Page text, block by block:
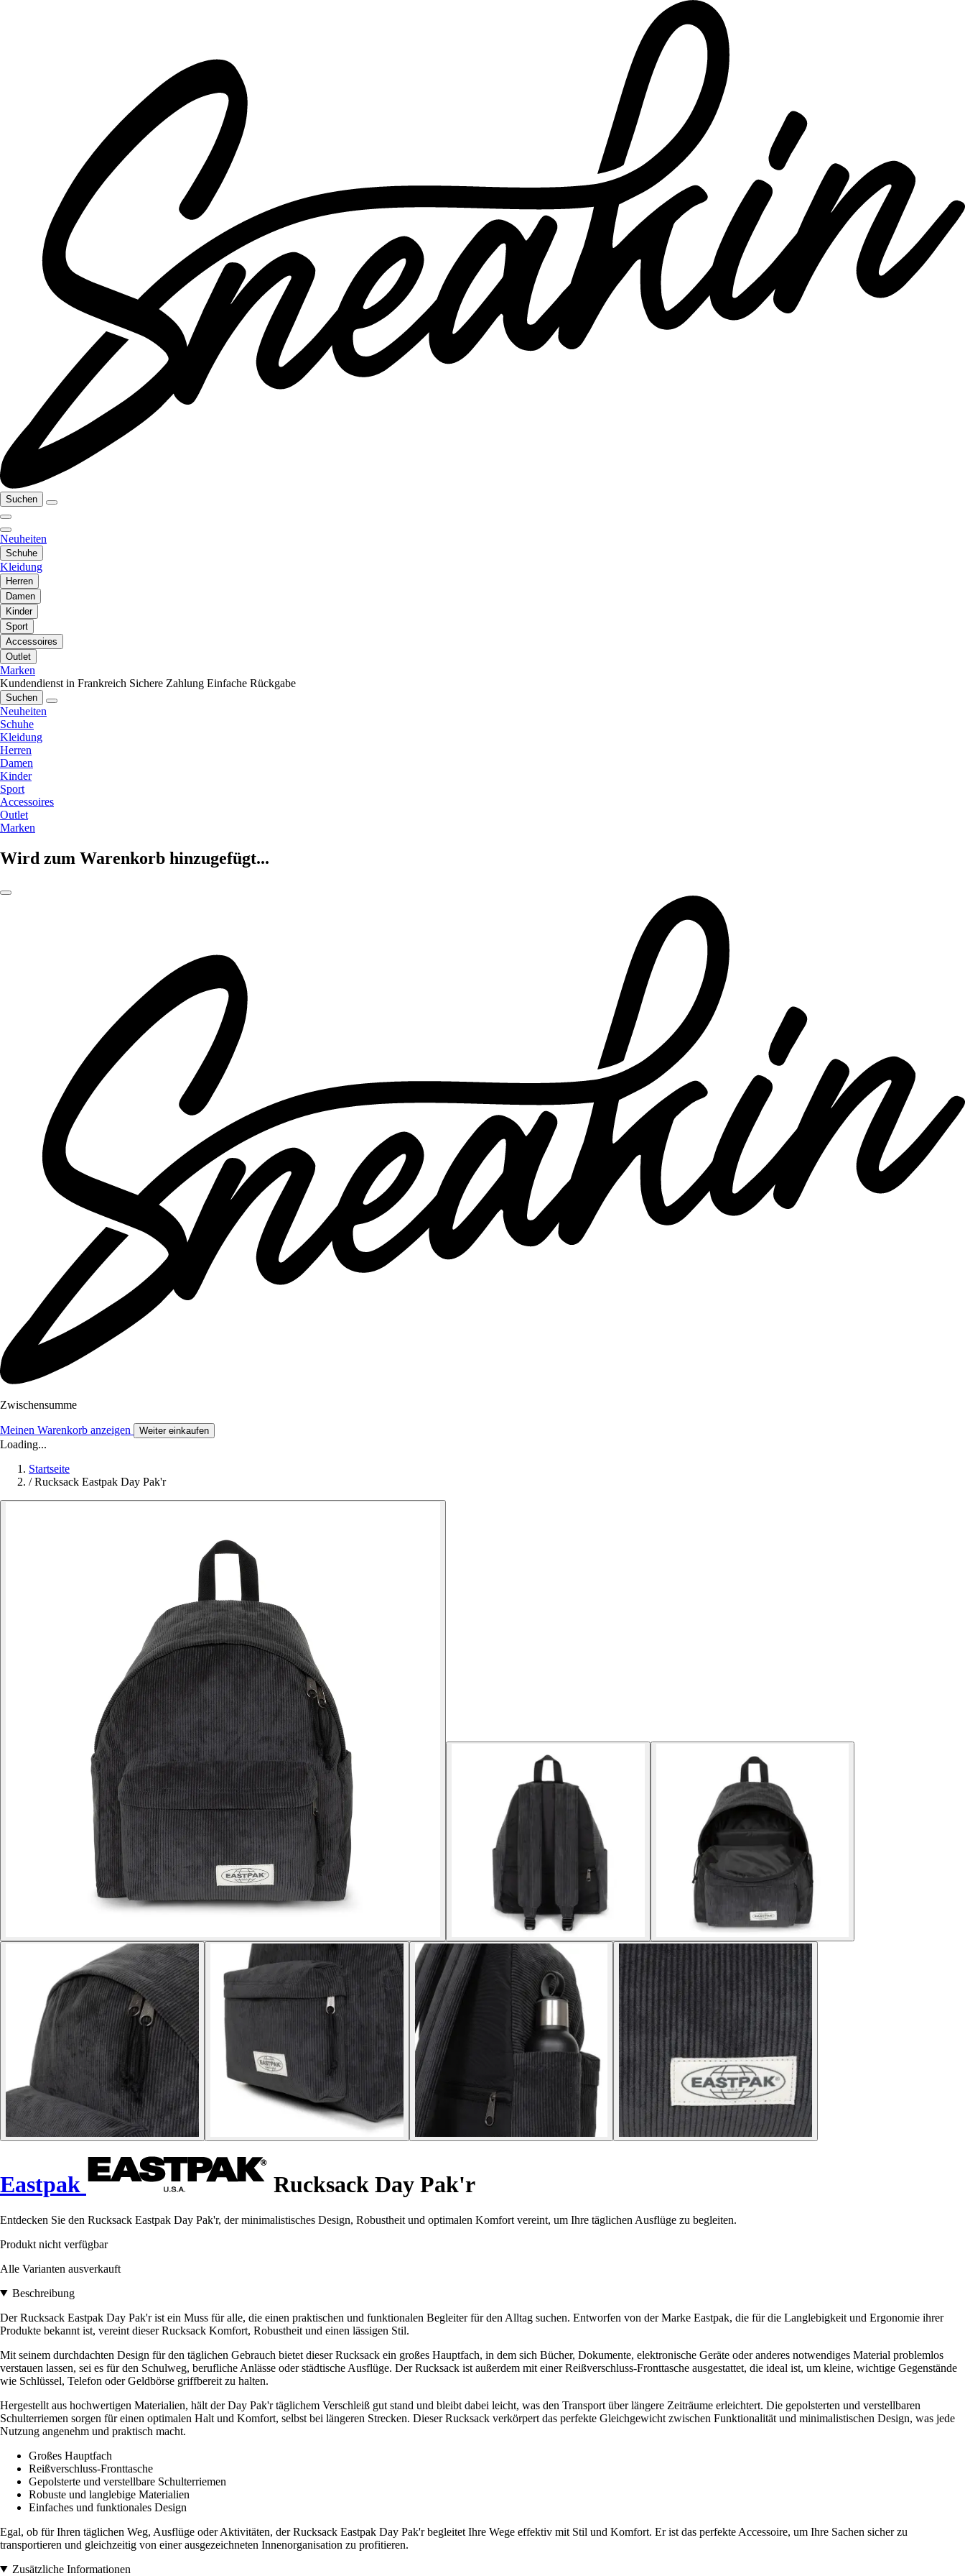
Suchen
Neuheiten
Schuhe
Kleidung
Herren
Damen
Kinder
Sport
Accessoires
Outlet
Marken
Kundendienst in Frankreich Sichere Zahlung Einfache Rückgabe
Suchen
Neuheiten
Schuhe
Kleidung
Herren
Damen
Kinder
Sport
Accessoires
Outlet
Marken
Wird zum Warenkorb hinzugefügt...
Zwischensumme
Meinen Warenkorb anzeigen Weiter einkaufen
Loading...
Startseite
/ Rucksack Eastpak Day Pak'r
Eastpak Rucksack Day Pak'r
Entdecken Sie den Rucksack Eastpak Day Pak'r, der minimalistisches Design, Robustheit und optimalen Komfort vereint, um Ihre täglichen Ausflüge zu begleiten.
Produkt nicht verfügbar
Alle Varianten ausverkauft
Beschreibung
Der Rucksack Eastpak Day Pak'r ist ein Muss für alle, die einen praktischen und funktionalen Begleiter für den Alltag suchen. Entworfen von der Marke Eastpak, die für die Langlebigkeit und Ergonomie ihrer
Produkte bekannt ist, vereint dieser Rucksack Komfort, Robustheit und einen lässigen Stil.
Mit seinem durchdachten Design für den täglichen Gebrauch bietet dieser Rucksack ein großes Hauptfach, in dem sich Bücher, Dokumente, elektronische Geräte oder anderes notwendiges Material problemlos
verstauen lassen, sei es für den Schulweg, berufliche Anlässe oder städtische Ausflüge. Der Rucksack ist außerdem mit einer Reißverschluss-Fronttasche ausgestattet, die ideal ist, um kleine, wichtige Gegenstände
wie Schlüssel, Telefon oder Geldbörse griffbereit zu halten.
Hergestellt aus hochwertigen Materialien, hält der Day Pak'r täglichem Verschleiß gut stand und bleibt dabei leicht, was den Transport über längere Zeiträume erleichtert. Die gepolsterten und verstellbaren
Schulterriemen sorgen für einen optimalen Halt und Komfort, selbst bei längeren Strecken. Dieser Rucksack verkörpert das perfekte Gleichgewicht zwischen Funktionalität und minimalistischen Design, was jede
Nutzung angenehm und praktisch macht.
Großes Hauptfach
Reißverschluss-Fronttasche
Gepolsterte und verstellbare Schulterriemen
Robuste und langlebige Materialien
Einfaches und funktionales Design
Egal, ob für Ihren täglichen Weg, Ausflüge oder Aktivitäten, der Rucksack Eastpak Day Pak'r begleitet Ihre Wege effektiv mit Stil und Komfort. Er ist das perfekte Accessoire, um Ihre Sachen sicher zu
transportieren und gleichzeitig von einer ausgezeichneten Innenorganisation zu profitieren.
Zusätzliche Informationen